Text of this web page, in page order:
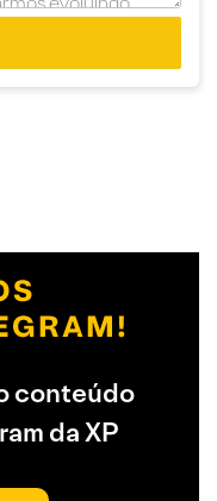
conteúdo
da XP